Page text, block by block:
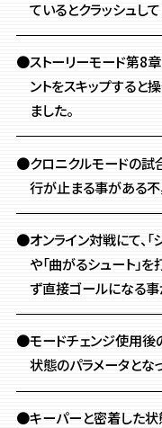
ているとクラッシュし
●ストーリーモード第8
ントをスキップする
ました。
●クロニクルモードの試
行が止まる事がある不
●オンライン対戦にて、「
や「曲がるシュート」
ず直接ゴールになる事
●モードチェンジ使用後
状態のパラメータとな
●キーパーと密着した状